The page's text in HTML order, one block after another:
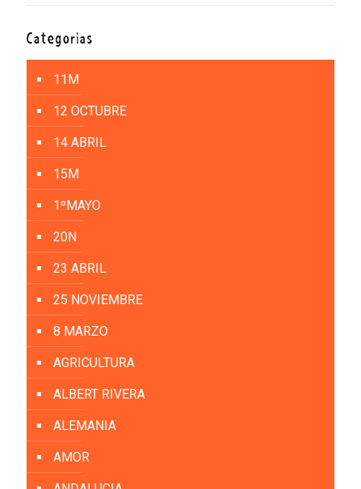
Categorías
11M
12 OCTUBRE
14 ABRIL
15M
1ºMAYO
20N
23 ABRIL
25 NOVIEMBRE
8 MARZO
AGRICULTURA
ALBERT RIVERA
ALEMANIA
AMOR